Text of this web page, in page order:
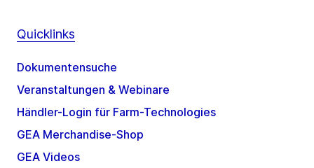
Quicklinks
Dokumentensuche
Veranstaltungen & Webinare
Händler-Login für Farm-Technologies
GEA Merchandise-Shop
GEA Videos